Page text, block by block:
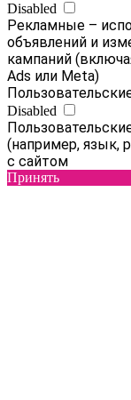
Disabled
Рекламные –
объявлений и
кампаний
Ads или Meta)
Disabled
(например, язык,
с сайтом
Принять